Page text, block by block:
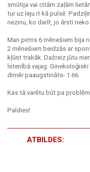
smūtija vai citām zaļām
tur uz leju it kā pulsē.
nezinu, ko darīt, jo ārsti
Man pirms 6 mēnešiem bija
2 mēnešiem beidzās ar
kļūst trakāk. Dažreiz jūtu
īstenībā vajag.
dimēr paaugstināts- 1.66.
Kas tā varētu būt pa
Paldies!
ATBILDES: